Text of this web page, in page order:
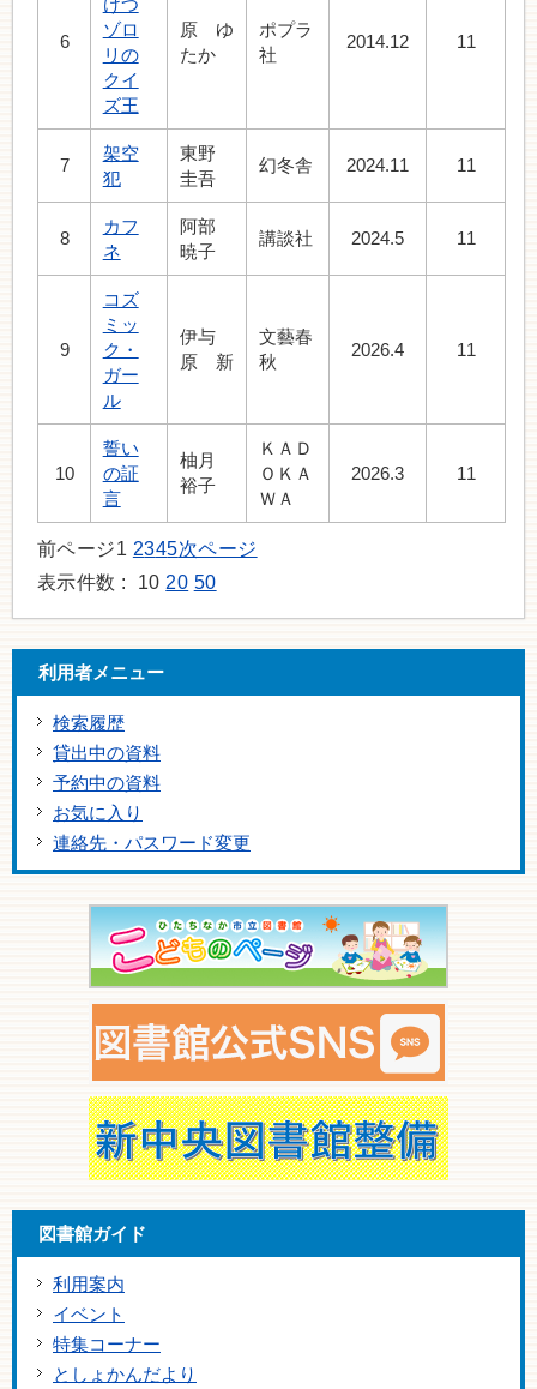
6
けつ
ゾロ
リの
クイ
ズ王
原 ゆ
たか
ポプラ
社
2014.12 11
7
架空
犯
東野
圭吾
幻冬舎 2024.11 11
8
カフ
ネ
阿部
暁子
講談社 2024.5 11
9
コズ
ミッ
ク・
ガー
ル
伊与
原 新
文藝春
秋
2026.4 11
10
誓い
の証
言
柚月
裕子
ＫＡＤ
ＯＫＡ
ＷＡ
2026.3 11
前ページ1 2345次ページ
10 20 50
利用者メニュー
検索履歴
貸出中の資料
予約中の資料
お気に入り
連絡先・パスワード変更
図書館ガイド
利用案内
イベント
特集コーナー
としょかんだより